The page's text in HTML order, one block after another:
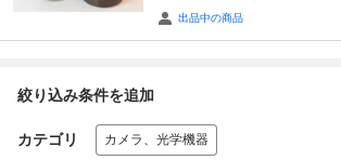
出品中の商品
絞り込み条件を追加
カテゴリ カメラ、光学機器